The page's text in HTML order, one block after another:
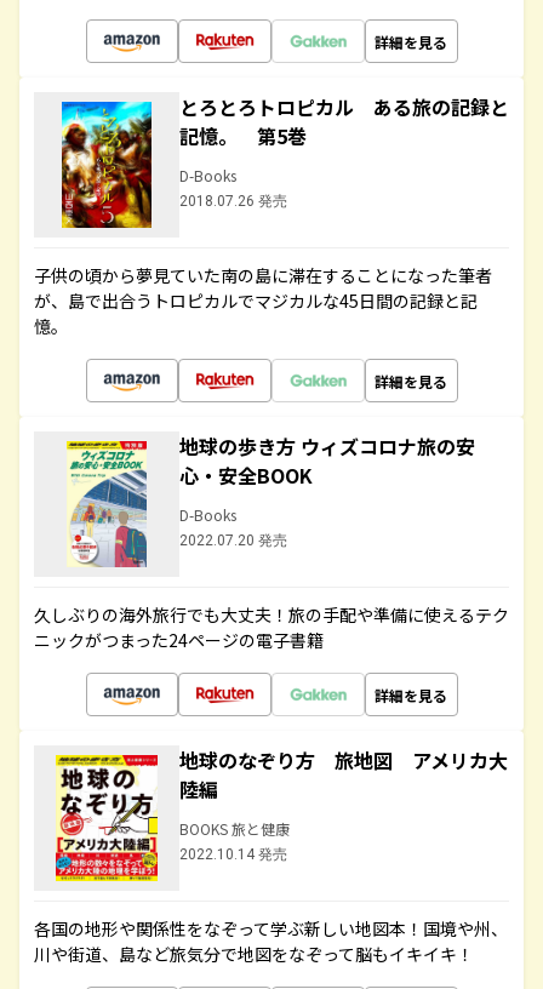
詳細を見る
とろとろトロピカル ある旅の記録と
記憶。 第5巻
D-Books
2018.07.26 発売
子供の頃から夢見ていた南の島に滞在することになった筆者
が、島で出合うトロピカルでマジカルな45日間の記録と記
憶。
詳細を見る
地球の歩き方 ウィズコロナ旅の安
心・安全BOOK
D-Books
2022.07.20 発売
久しぶりの海外旅行でも大丈夫！旅の手配や準備に使えるテク
ニックがつまった24ページの電子書籍
詳細を見る
地球のなぞり方 旅地図 アメリカ大
陸編
BOOKS 旅と健康
2022.10.14 発売
各国の地形や関係性をなぞって学ぶ新しい地図本！国境や州、
川や街道、島など旅気分で地図をなぞって脳もイキイキ！